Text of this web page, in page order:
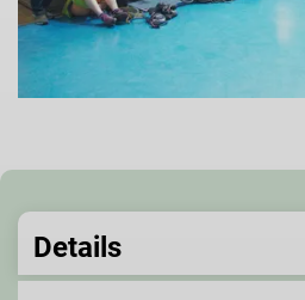
Details